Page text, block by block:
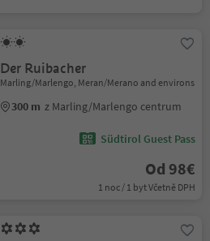
Der Ruibacher
Marling/Marlengo, Meran/Merano and environs
300 m z Marling/Marlengo centrum
Südtirol Guest Pass
Od 98€
1 noc / 1 byt Včetně DPH